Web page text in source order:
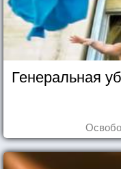
Генеральная